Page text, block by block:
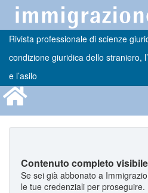
Rivista professionale di scienze
condizione giuridica dello straniero,
e l’asilo
Contenuto completo
Se sei già abbonato a
le tue credenziali per proseguire.